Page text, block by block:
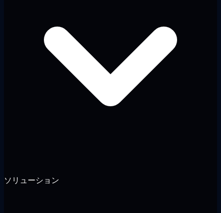
ソリューション